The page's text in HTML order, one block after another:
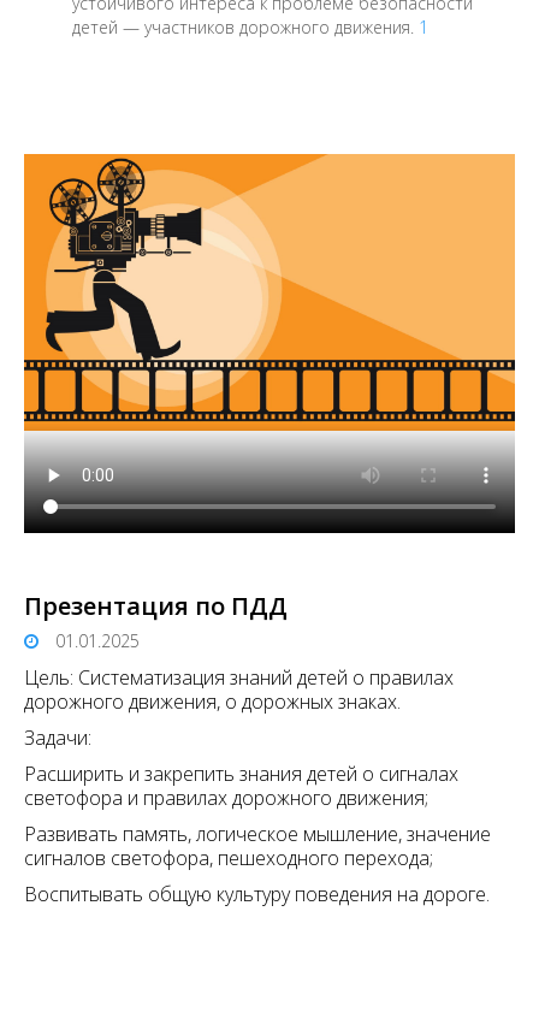
детей — участников дорожного движения. 1
Презентация по ПДД
01.01.2025
Цель: Систематизация знаний детей о правилах
дорожного движения, о дорожных знаках.
Задачи:
Расширить и закрепить знания детей о сигналах
светофора и правилах дорожного движения;
Развивать память, логическое мышление, значение
сигналов светофора, пешеходного перехода;
Воспитывать общую культуру поведения на дороге.